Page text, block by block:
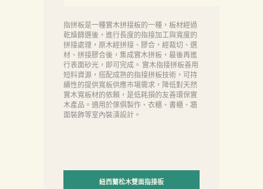
指拼板是一種實木拼接板的一種，板材經過
乾燥篩選後，進行長度的指接加工與寬度的
拼接處理，原木經拼接、膠合，經裁切、選
材、拼接膠合後，集成實木拼板，最後再進
行表面砂光，即可完成。 實木指接拼板善用
短料資源，搭配成熟的指接拼板技術，可持
續性的提供寬板供應市場需求，降低對天然
實木寬板材的依賴，是低耗損的友善環保實
木產品。適用於傢俱製作、衣櫃、書櫃、牆
面裝飾等室內裝潢設計。
紐西蘭松木雙面指接板